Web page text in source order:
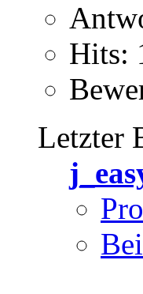
Hits:
Letzter